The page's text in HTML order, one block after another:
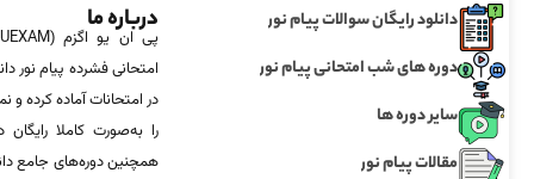
دانلود رایگان سوالات پیام نور
دوره های شب امتحانی پیام نور
سایر دوره ها
مقالات پیام نور
درباره ما
امتحانی فشرده پیام نور
در امتحانات آماده‌ کرده
را به‌صورت کاملا
همچنین دوره‌های جامع